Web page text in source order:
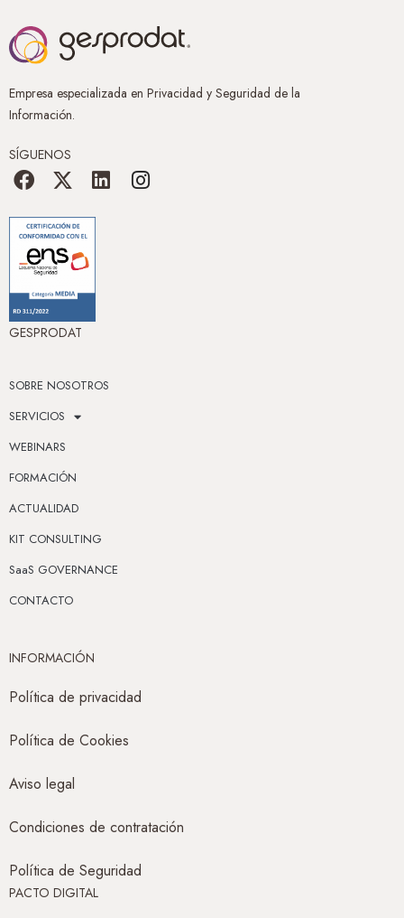
Empresa especializada en Privacidad y Seguridad de la
Información.
SÍGUENOS
GESPRODAT
SOBRE NOSOTROS
SERVICIOS
WEBINARS
FORMACIÓN
ACTUALIDAD
KIT CONSULTING
SaaS GOVERNANCE
CONTACTO
INFORMACIÓN
Política de privacidad
Política de Cookies
Aviso legal
Condiciones de contratación
Política de Seguridad
PACTO DIGITAL